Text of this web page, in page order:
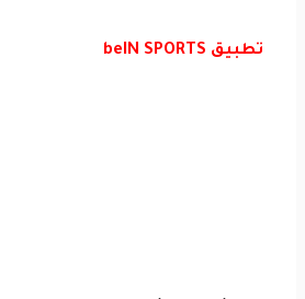
تطبيق beIN SPORTS‏